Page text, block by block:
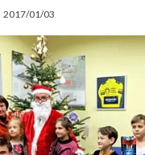
2017/01/03